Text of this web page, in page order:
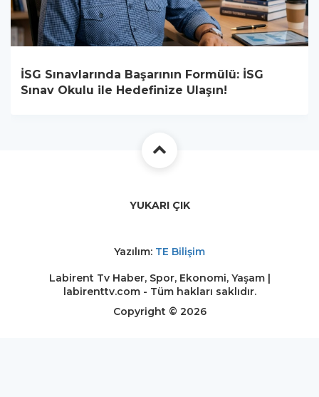
İSG Sınavlarında Başarının Formülü: İSG
Sınav Okulu ile Hedefinize Ulaşın!
YUKARI ÇIK
Yazılım: TE Bilişim
Labirent Tv Haber, Spor, Ekonomi, Yaşam |
labirenttv.com - Tüm hakları saklıdır.
Copyright © 2026